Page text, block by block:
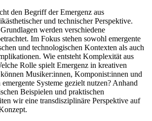
den Begriff der Emergenz aus
und technischer Perspektive.
werden verschiedene
Im Fokus stehen sowohl emergente
und technologischen Kontexten als auch
Wie entsteht Komplexität aus
Rolle spielt Emergenz in kreativen
Musiker:innen, Komponist:innen und
Systeme gezielt nutzen? Anhand
Beispielen und praktischen
wir eine transdisziplinäre Perspektive auf